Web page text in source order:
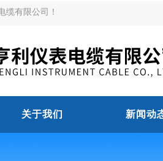
缆有限公司！
关于我们 新闻动